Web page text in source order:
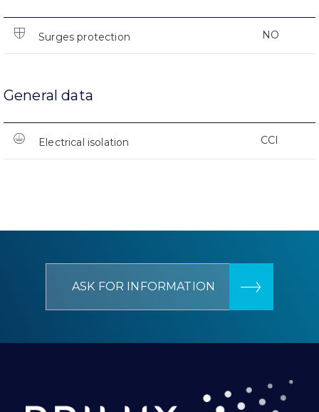
Surges protection NO
General data
Electrical isolation CCI
ASK FOR INFORMATION